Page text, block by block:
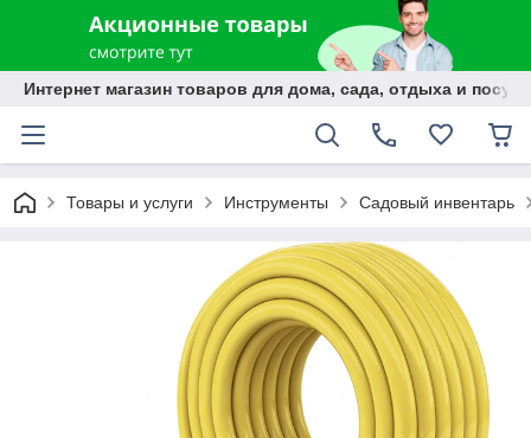
Интернет магазин товаров для дома, сада, отдыха и
Товары и услуги Инструменты Садовый инвентарь